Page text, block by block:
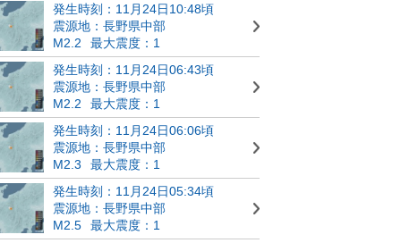
発生時刻：11月24日10:48頃
震源地：長野県中部
M2.2
最大震度：1
発生時刻：11月24日06:43頃
震源地：長野県中部
M2.2
最大震度：1
発生時刻：11月24日06:06頃
震源地：長野県中部
M2.3
最大震度：1
発生時刻：11月24日05:34頃
震源地：長野県中部
M2.5
最大震度：1